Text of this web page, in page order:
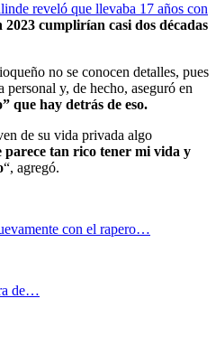
reveló que llevaba 17 años con
2023 cumplirían casi dos décadas
no se conocen detalles, pues
y, de hecho, aseguró en
que hay detrás de eso.
de su vida privada algo
parece tan rico tener mi vida y
“, agregó.
con el rapero…
de…